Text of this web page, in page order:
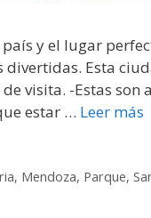
y el lugar
Esta
visita. -Estas son
estar … Leer más
, Mendoza, Parque,